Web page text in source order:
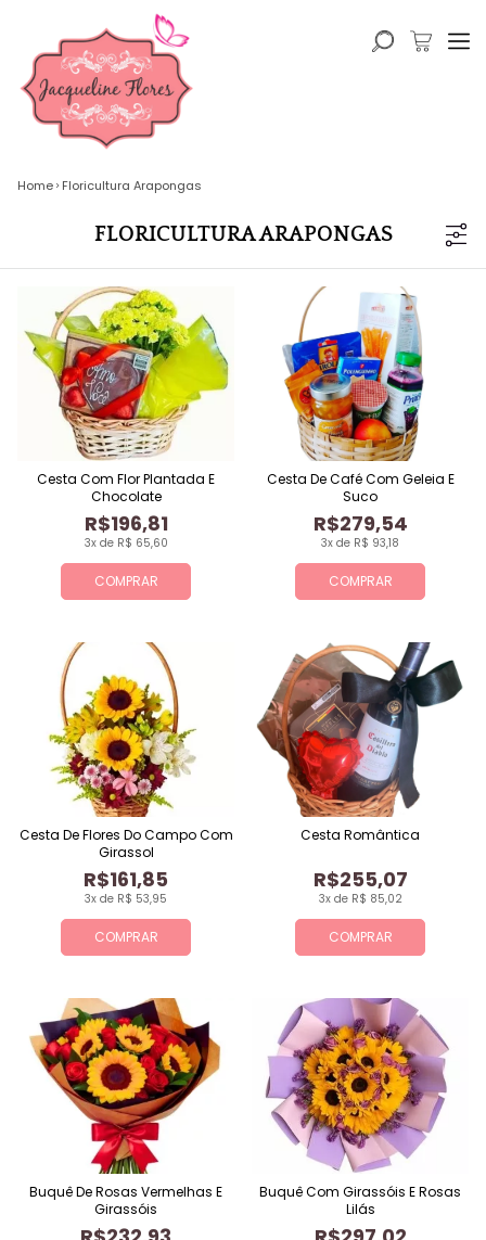
Home Floricultura Arapongas
FLORICULTURA ARAPONGAS
COMPRAR
3x de R$ 65,60
R$196,81
Cesta Com Flor Plantada E
Chocolate
COMPRAR
3x de R$ 93,18
R$279,54
Cesta De Café Com Geleia E
Suco
COMPRAR
3x de R$ 53,95
R$161,85
Cesta De Flores Do Campo Com
Girassol
COMPRAR
3x de R$ 85,02
R$255,07
Cesta Romântica
Buquê De Rosas Vermelhas E
Girassóis
Buquê Com Girassóis E Rosas
Lilás